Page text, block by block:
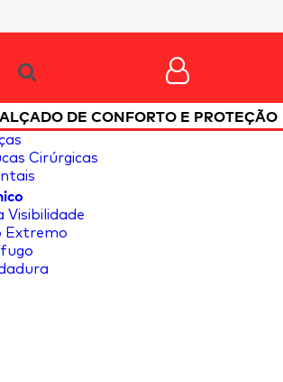
DE CONFORTO E PROTEÇÃO
Cirúrgicas
Visibilidade
Extremo